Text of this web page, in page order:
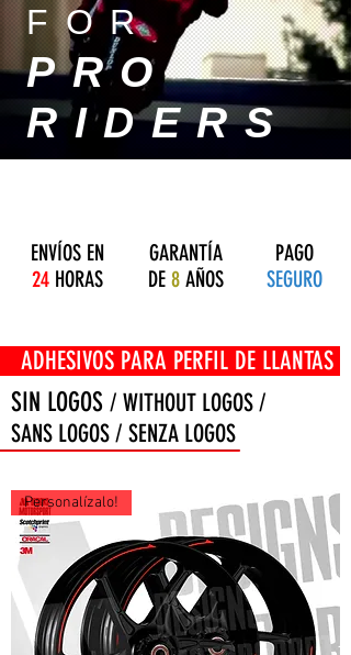
FOR
PRO
RIDERS
ENVÍOS EN
24 HORAS
GARANTÍA
DE 8 AÑOS
PAGO
SEGURO
PARA PERFIL DE LLANTAS
SIN LOGOS / WITHOUT LOGOS /
SANS LOGOS / SENZA LOGOS
Personalízalo!